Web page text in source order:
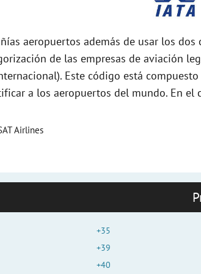
aeropuertos además de usar los dos
de las empresas de aviación
Este código está
a los aeropuertos del mundo. En el
Airlines
+35
+39
+40